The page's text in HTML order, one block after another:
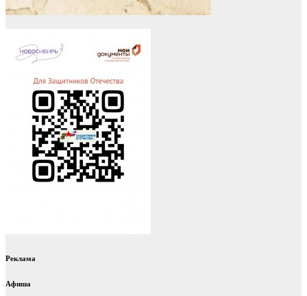
Реклама
Афиша